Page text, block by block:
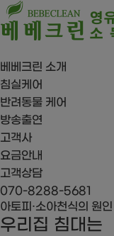
베베크린 소개
침실케어
반려동물 케어
방송출연
고객사
요금안내
고객상담
070-8288-5681
아토피·소아천식의 원인
우리집 침대는